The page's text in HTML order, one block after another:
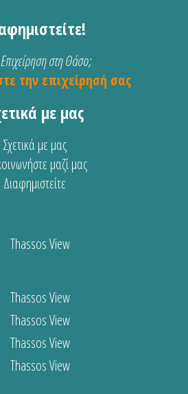
Επιχείρηση στη Θάσο;
την επιχείρησή σας
με μας
Σχετικά με μας
μαζί μας
Διαφημιστείτε